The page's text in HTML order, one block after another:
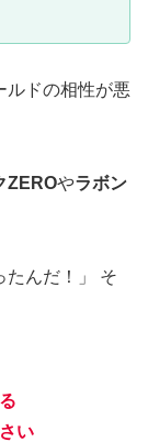
ルドの相性が悪
ZEROやラボン
たんだ！」 そ
い